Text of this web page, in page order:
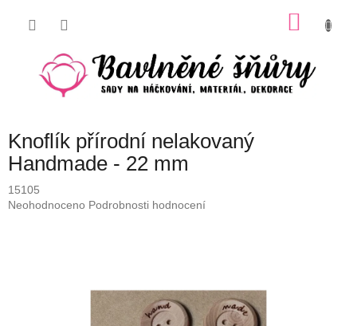
Knoflík přírodní nelakovaný
Handmade - 22 mm
15105
Průměrné
Neohodnoceno Podrobnosti hodnocení